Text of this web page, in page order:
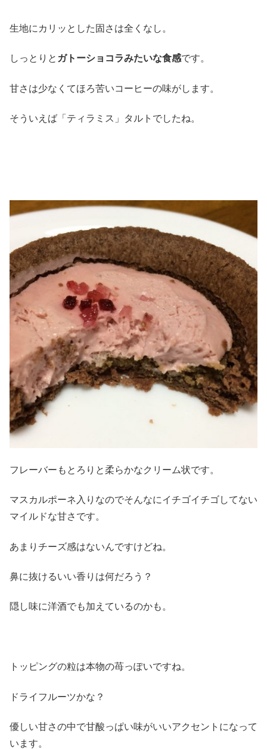
生地にカリッとした固さは全くなし。
しっとりと ガトーショコラみたいな食感です。
甘さは少なくてほろ苦いコーヒーの味がします。
そういえば「ティラミス」タルトでしたね。
フレーバーもとろりと柔らかなクリーム状です。
マスカルポーネ入りなのでそんなにイチゴイチゴしてない
マイルドな甘さです。
あまりチーズ感はないんですけどね。
鼻に抜けるいい香りは何だろう？
隠し味に洋酒でも加えているのかも。
トッピングの粒は本物の苺っぽいですね。
ドライフルーツかな？
優しい甘さの中で甘酸っぱい味がいいアクセントになって
います。